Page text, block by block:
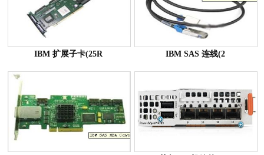
IBM 扩展子卡(25R IBM SAS 连线(2